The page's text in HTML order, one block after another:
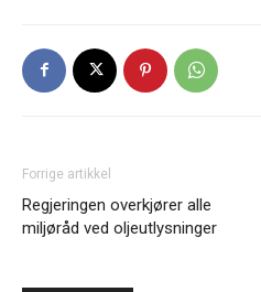
Forrige artikkel
Regjeringen overkjører alle
miljøråd ved oljeutlysninger